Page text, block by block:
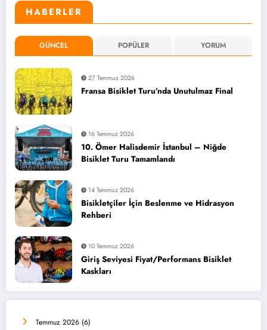
HABERLER
GÜNCEL POPÜLER YORUM
27 Temmuz 2026
Fransa Bisiklet Turu’nda Unutulmaz Final
16 Temmuz 2026
10. Ömer Halisdemir İstanbul – Niğde
Bisiklet Turu Tamamlandı
14 Temmuz 2026
Bisikletçiler İçin Beslenme ve Hidrasyon
Rehberi
10 Temmuz 2026
Giriş Seviyesi Fiyat/Performans Bisiklet
Kaskları
Temmuz 2026 (6)